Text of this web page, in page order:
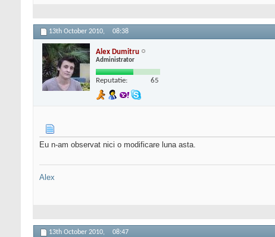
13th October 2010, 08:38
Alex Dumitru
Administrator
Reputatie: 65
Eu n-am observat nici o modificare luna asta.
Alex
13th October 2010, 08:47